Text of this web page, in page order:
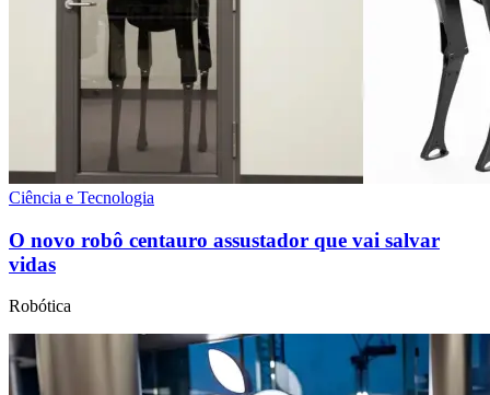
Ciência e Tecnologia
O novo robô centauro assustador que vai salvar
vidas
Robótica